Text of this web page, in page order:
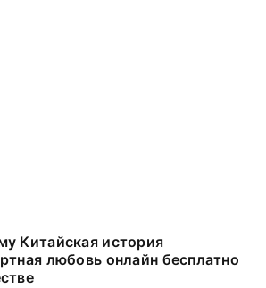
Китайская история
любовь онлайн бесплатно